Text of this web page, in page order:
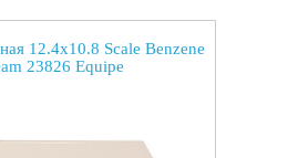
12.4x10.8 Scale Benzene
23826 Equipe